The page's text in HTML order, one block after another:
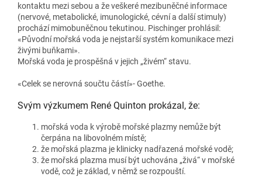
kontaktu mezi sebou a že veškeré mezibuněčné informace
(nervové, metabolické, imunologické, cévní a další stimuly)
prochází mimobuněčnou tekutinou. Pischinger prohlásil:
«Původní mořská voda je nejstarší systém komunikace mezi
živými buňkami».
Mořská voda je prospěšná v jejich „živém“ stavu.
«Celek se nerovná součtu částí»- Goethe.
Svým výzkumem René Quinton prokázal, že:
mořská voda k výrobě mořské plazmy nemůže být
čerpána na libovolném místě;
že mořská plazma je klinicky nadřazená mořské vodě;
že mořská plazma musí být uchována „živá“ v mořské
vodě, což je základ, v němž se rozpouští.